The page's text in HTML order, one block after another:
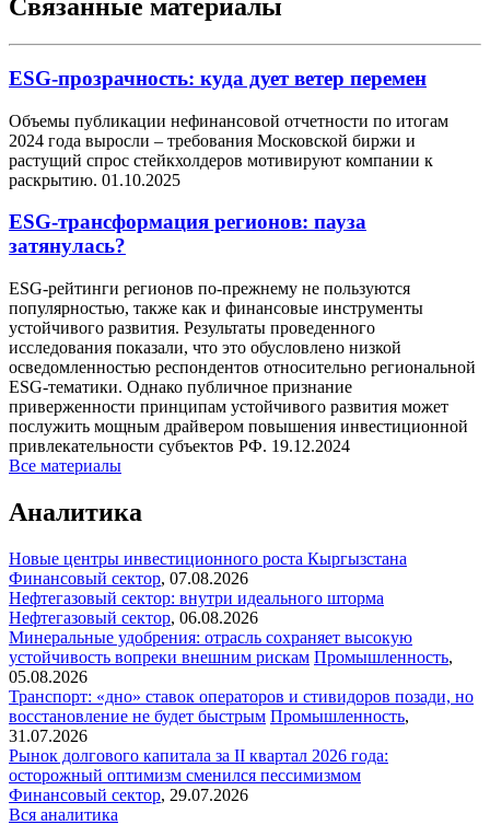
Связанные материалы
ESG-прозрачность: куда дует ветер перемен
Объемы публикации нефинансовой отчетности по итогам
2024 года выросли – требования Московской биржи и
растущий спрос стейкхолдеров мотивируют компании к
раскрытию. 01.10.2025
ESG-трансформация регионов: пауза
затянулась?
ESG-рейтинги регионов по-прежнему не пользуются
популярностью, также как и финансовые инструменты
устойчивого развития. Результаты проведенного
исследования показали, что это обусловлено низкой
осведомленностью респондентов относительно региональной
ESG-тематики. Однако публичное признание
приверженности принципам устойчивого развития может
послужить мощным драйвером повышения инвестиционной
привлекательности субъектов РФ. 19.12.2024
Все материалы
Аналитика
Новые центры инвестиционного роста Кыргызстана
Финансовый сектор, 07.08.2026
Нефтегазовый сектор: внутри идеального шторма
Нефтегазовый сектор, 06.08.2026
Минеральные удобрения: отрасль сохраняет высокую
устойчивость вопреки внешним рискам Промышленность,
05.08.2026
Транспорт: «дно» ставок операторов и стивидоров позади, но
восстановление не будет быстрым Промышленность,
31.07.2026
Рынок долгового капитала за II квартал 2026 года:
осторожный оптимизм сменился пессимизмом
Финансовый сектор, 29.07.2026
Вся аналитика